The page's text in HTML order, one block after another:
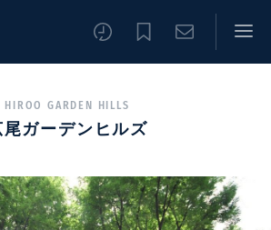
HIROO GARDEN HILLS
尾ガーデンヒルズ